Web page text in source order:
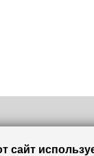
сайт